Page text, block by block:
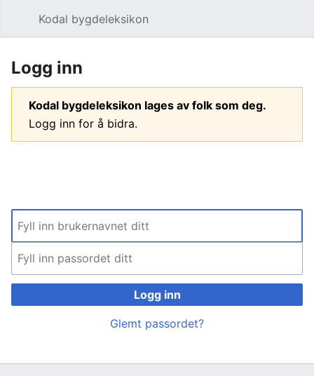
Kodal bygdeleksikon
Logg inn
Kodal bygdeleksikon lages av folk som deg.
Logg inn for å bidra.
Logg inn
Glemt passordet?